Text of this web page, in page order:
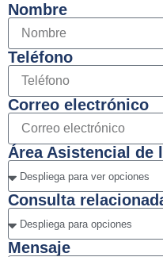
Nombre
Teléfono
Correo electrónico
Área Asistencial de
Consulta
Mensaje